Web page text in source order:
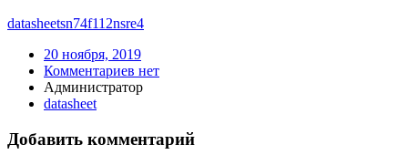
datasheetsn74f112nsre4
20 ноября, 2019
Комментариев нет
Администратор
datasheet
Добавить комментарий